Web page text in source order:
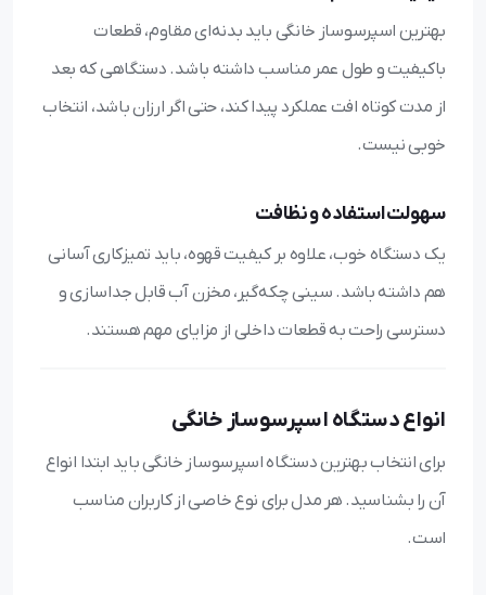
بهترین اسپرسوساز خانگی باید بدنه‌ای مقاوم، قطعات
باکیفیت و طول عمر مناسب داشته باشد. دستگاهی که بعد
از مدت کوتاه افت عملکرد پیدا کند، حتی اگر ارزان باشد، انتخاب
خوبی نیست.
سهولت استفاده و نظافت
یک دستگاه خوب، علاوه بر کیفیت قهوه، باید تمیزکاری آسانی
هم داشته باشد. سینی چکه‌گیر، مخزن آب قابل جداسازی و
دسترسی راحت به قطعات داخلی از مزایای مهم هستند.
انواع دستگاه اسپرسوساز خانگی
برای انتخاب بهترین دستگاه اسپرسوساز خانگی باید ابتدا انواع
آن را بشناسید. هر مدل برای نوع خاصی از کاربران مناسب
است.